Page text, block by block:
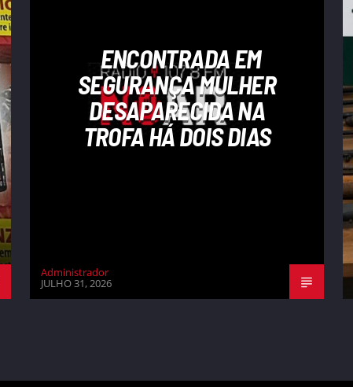
ENCONTRADA EM
SEGURANÇA MULHER
DESAPARECIDA NA
TROFA HÁ DOIS DIAS
Administrador
JULHO 31, 2026